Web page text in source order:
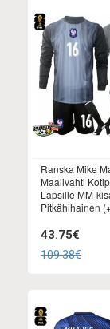
Ranska Mike
Maalivahti
Lapsille MM-
Pitkähihainen
43.75€
109.38€